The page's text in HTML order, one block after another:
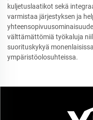
kuljetuslaatikot sekä
varmistaa järjestyksen ja
välttämättömiä työkaluja
suorituskykyä
ympäristöolosuhteissa.